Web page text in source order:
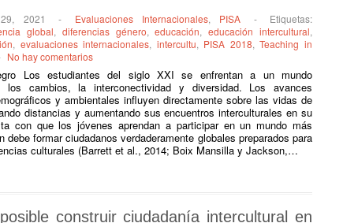
2021 - Evaluaciones Internacionales, PISA -
Etiquetas:
global, diferencias género,educación,educación intercultural,
, evaluaciones internacionales, intercultu, PISA 2018,Teaching in
No hay comentarios
Los estudiantes del siglo XXI se enfrentan a un mundo
cambios, la interconectividad y diversidad. Los avances
y ambientales influyen directamente sobre las vidas de
distancias y aumentando sus encuentros interculturales en su
con que los jóvenes aprendan a participar en un mundo más
formar ciudadanos verdaderamente globales preparados para
culturales (Barrett et al., 2014; Boix Mansilla y Jackson,…
construir ciudadanía intercultural en